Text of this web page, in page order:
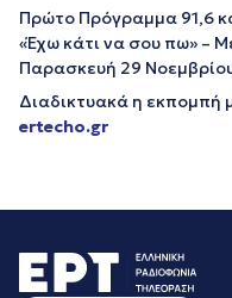
Πρώτο Πρόγραμμα 91,6
«Έχω κάτι να σου πω» –
Παρασκευή 29
Διαδικτυακά η εκπομπή
ertecho.gr